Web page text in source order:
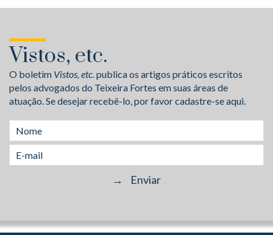
Vistos, etc.
O boletim Vistos, etc.publica os artigos práticos escritos
pelos advogados do Teixeira Fortes em suas áreas de
atuação. Se desejar recebê-lo, por favor cadastre-se aqui.